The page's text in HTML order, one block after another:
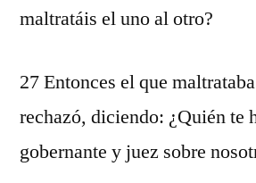
maltratáis el uno al otro?
27 Entonces el que
rechazó, diciendo: ¿Quién te
gobernante y juez sobre